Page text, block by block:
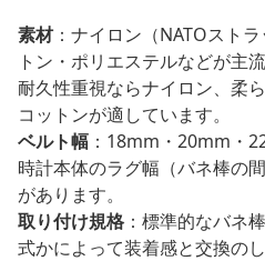
素材：ナイロン（NATOスト
トン・ポリエステルなどが主流
耐久性重視ならナイロン、柔
コットンが適しています。
ベルト幅 ：18mm・20mm・
時計本体のラグ幅（バネ棒の
があります。
取り付け規格 ：標準的なバネ
式かによって装着感と交換の